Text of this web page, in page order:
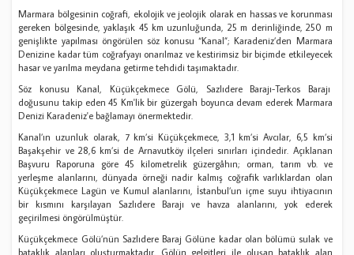
Marmara bölgesinin coğrafi, ekolojik ve jeolojik olarak en hassas ve korunması
gereken bölgesinde, yaklaşık 45 km uzunluğunda, 25 m derinliğinde, 250 m
genişlikte yapılması öngörülen söz konusu “Kanal”; Karadeniz’den Marmara
Denizine kadar tüm coğrafyayı onarılmaz ve kestirimsiz bir biçimde etkileyecek
hasar ve yarılma meydana getirme tehdidi taşımaktadır.
Söz konusu Kanal, Küçükçekmece Gölü, Sazlıdere Barajı-Terkos Barajı
doğusunu takip eden 45 Km'lik bir güzergah boyunca devam ederek Marmara
Denizi Karadeniz'e bağlamayı önermektedir.
Kanal’ın uzunluk olarak, 7 km’si Küçükçekmece, 3,1 km’si Avcılar, 6,5 km’si
Başakşehir ve 28,6 km’si de Arnavutköy ilçeleri sınırları içindedir. Açıklanan
Başvuru Raporuna göre 45 kilometrelik güzergâhın; orman, tarım vb. ve
yerleşme alanlarını, dünyada örneği nadir kalmış coğrafik varlıklardan olan
Küçükçekmece Lagün ve Kumul alanlarını, İstanbul’un içme suyu ihtiyacının
bir kısmını karşılayan Sazlıdere Barajı ve havza alanlarını, yok ederek
geçirilmesi öngörülmüştür.
Küçükçekmece Gölü’nün Sazlıdere Baraj Gölüne kadar olan bölümü sulak ve
bataklık alanları oluşturmaktadır. Gölün gelgitleri ile oluşan bataklık alan